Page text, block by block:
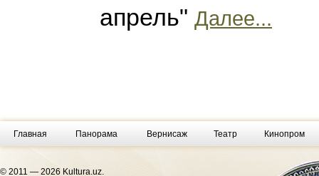
апрель" Далее...
Главная Панорама Вернисаж Театр Кинопром
© 2011 — 2026 Kultura.uz.